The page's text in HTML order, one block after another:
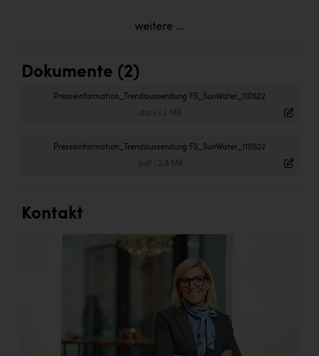
weitere ...
Dokumente (2)
Presseinformation_Trendaussendung FS_SunWater_110522
.docx 2 MB
Presseinformation_Trendaussendung FS_SunWater_110522
.pdf 2,8 MB
Kontakt